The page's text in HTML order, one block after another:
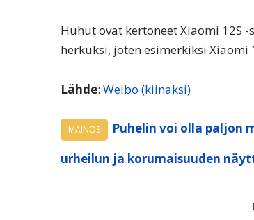
Huhut ovat kertoneet Xiaomi 12S
herkuksi, joten esimerkiksi
Lähde: Weibo (kiinaksi)
MAINOS
Puhelin voi olla paljon
urheilun ja korumaisuuden